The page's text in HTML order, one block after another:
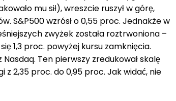
mu sił), wreszcie ruszył w górę,
S&P500 wzrósł o 0,55 proc. Jednakże w
zwyżek została roztrwoniona –
1,3 proc. powyżej kursu zamknięcia.
Ten pierwszy zredukował skalę
z 2,35 proc. do 0,95 proc. Jak widać, nie